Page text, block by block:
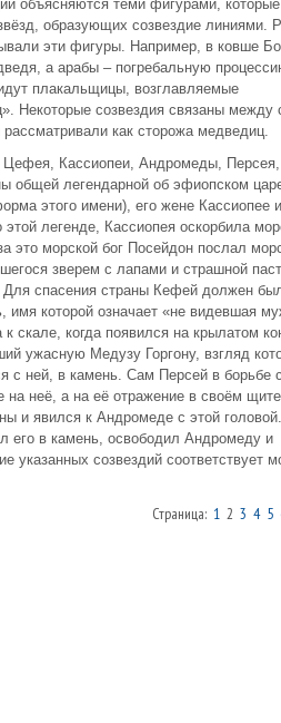
объясняются теми фигурами, которые
образующих созвездие линиями.
эти фигуры. Например, в ковше
а арабы – погребальную
плакальщицы, возглавляемые
Некоторые созвездия связаны между
рассматривали как сторожа медведиц.
Цефея, Кассиопеи, Андромеды, Персея,
общей легендарной об эфиопском
этого имени), его жене Кассиопее и
легенде, Кассиопея оскорбила
это морской бог Посейдон послал
зверем с лапами и страшной
Для спасения страны Кефей должен
имя которой означает «не видевшая
скале, когда появился на крылатом
ужасную Медузу Горгону, взгляд
с ней, в камень. Сам Персей в борьбе
на неё, а на её отражение в своём
и явился к Андромеде с этой головой.
его в камень, освободил Андромеду и
указанных созвездий соответствует
Страница: 1 2 3 4 5